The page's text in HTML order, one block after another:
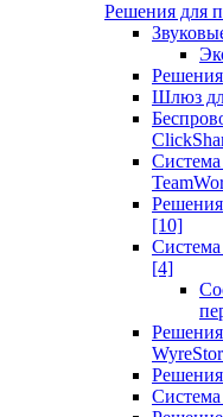
Решения для
Шлюз
[10]
[4]